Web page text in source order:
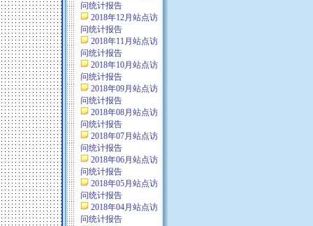
问统计报告
2018年12月站点访
问统计报告
2018年11月站点访
问统计报告
2018年10月站点访
问统计报告
2018年09月站点访
问统计报告
2018年08月站点访
问统计报告
2018年07月站点访
问统计报告
2018年06月站点访
问统计报告
2018年05月站点访
问统计报告
2018年04月站点访
问统计报告